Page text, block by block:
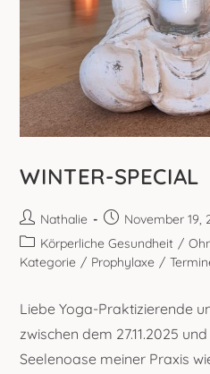
WINTER-SPECIAL
Beitrags-
Autor:
Nathalie
Beitrag
veröffentlicht:
November 19,
Beitrags-
Kategorie:
Körperliche Gesundheit /
Kategorie / Prophylaxe /
Liebe Yoga-Praktizierende
zwischen dem 27.11.2025
Seelenoase meiner Praxis